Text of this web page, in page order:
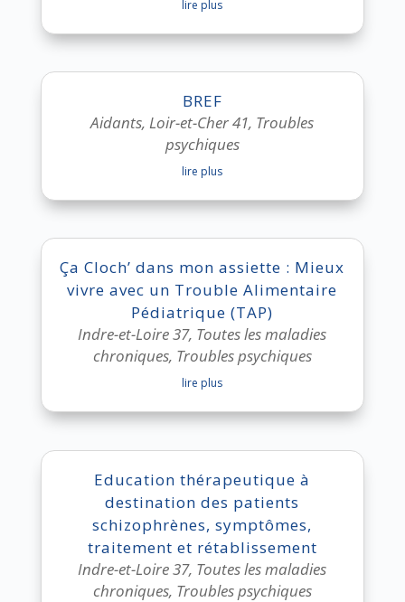
lire plus
BREF
Aidants,Loir-et-Cher 41, Troubles
psychiques
lire plus
Ça Cloch’ dans mon assiette : Mieux
vivre avec un Trouble Alimentaire
Pédiatrique (TAP)
Indre-et-Loire 37, Toutes les maladies
chroniques, Troubles psychiques
lire plus
Education thérapeutique à
destination des patients
schizophrènes, symptômes,
traitement et rétablissement
Indre-et-Loire 37, Toutes les maladies
chroniques, Troubles psychiques